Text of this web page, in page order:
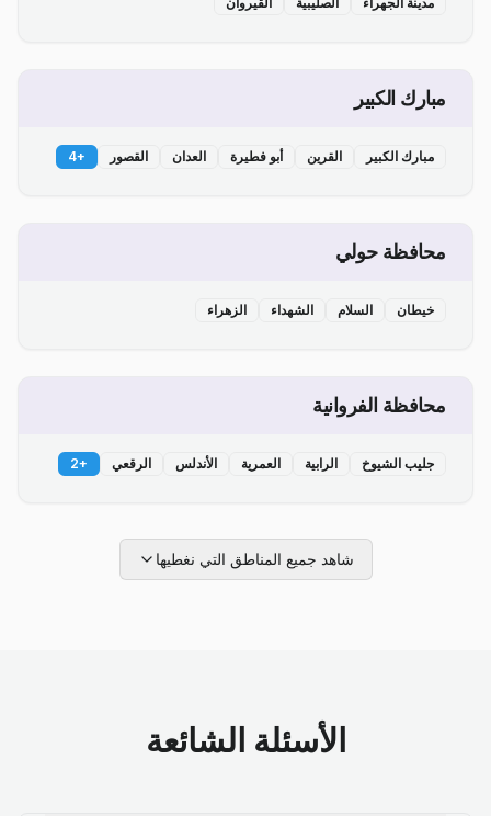
مبارك الكبير
مبارك الكبير القرين أبو فطيرة العدان القصور +
4
محافظة حولي
خيطان السلام الشهداء الزهراء
محافظة الفروانية
جليب الشيوخ الرابية العمرية الأندلس الرقعي +
2
شاهد جميع المناطق التي نغطيها
الأسئلة الشائعة